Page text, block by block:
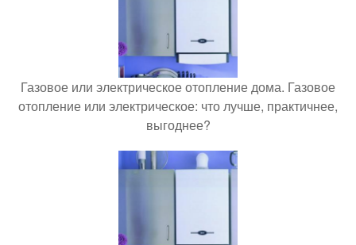
Газовое или электрическое отопление дома. Газовое
отопление или электрическое: что лучше, практичнее,
выгоднее?